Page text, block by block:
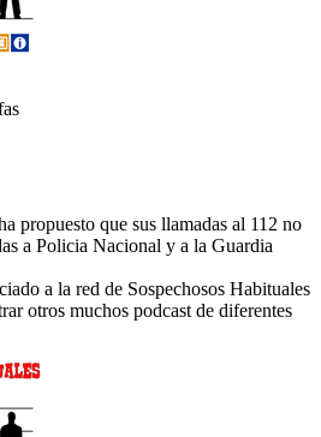
propuesto que sus llamadas al 112 no
a Policia Nacional y a la Guardia
a la red de Sospechosos Habituales
otros muchos podcast de diferentes